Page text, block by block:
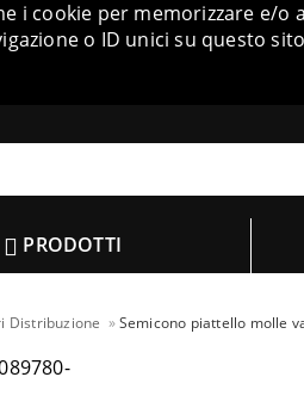
i cookie per memorizzare e/
o ID unici su questo
PRODOTTI
Distribuzione Semicono piattello molle